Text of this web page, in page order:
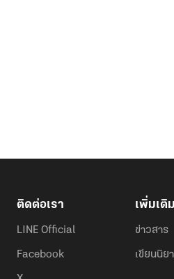
ติดต่อเรา
LINE Official
Facebook
เพิ่มเติม
ข่าวสาร
เขียนนิย